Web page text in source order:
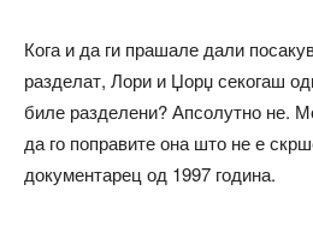
Кога и да ги прашале дали
разделат, Лори и Џорџ секогаш
биле разделени? Апсолутно не.
да го поправите она што не е
документарец од 1997 година.